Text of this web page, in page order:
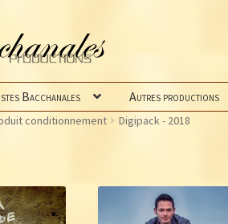
Bacchanales Autres productions
conditionnement Digipack - 2018